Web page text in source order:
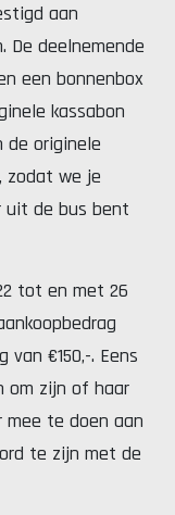
aan
De deelnemende
een bonnenbox
kassabon
de originele
zodat we je
uit de bus bent
tot en met 26
€150,-. Eens
om zijn of haar
mee te doen aan
te zijn met de